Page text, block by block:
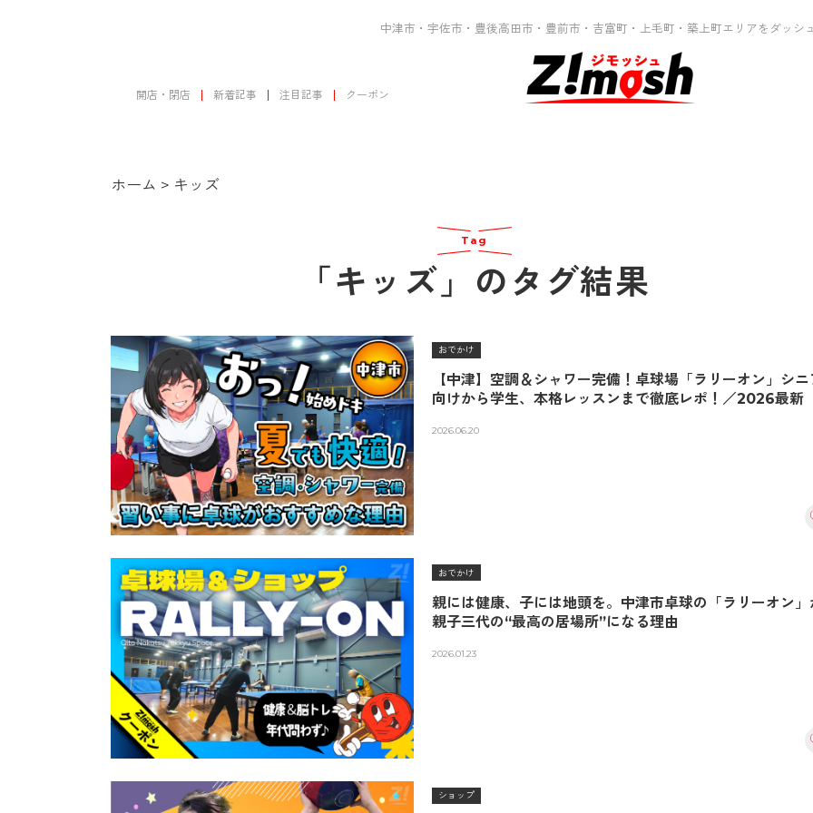
中津市・宇佐市・豊後高田市・豊前市・吉富町・上毛町・築上町エリアをダッシ
開店・閉店 新着記事 注目記事 クーポン
ホーム > キッズ
Tag
「キッズ」のタグ結果
おでかけ
【中津】空調＆シャワー完備！卓球場「ラリーオン」シニ
向けから学生、本格レッスンまで徹底レポ！／2026最新
2026.06.20
おでかけ
親には健康、子には地頭を。中津市卓球の「ラリーオン」
親子三代の“最高の居場所”になる理由
2026.01.23
ショップ